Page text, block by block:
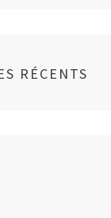
RÉCENTS